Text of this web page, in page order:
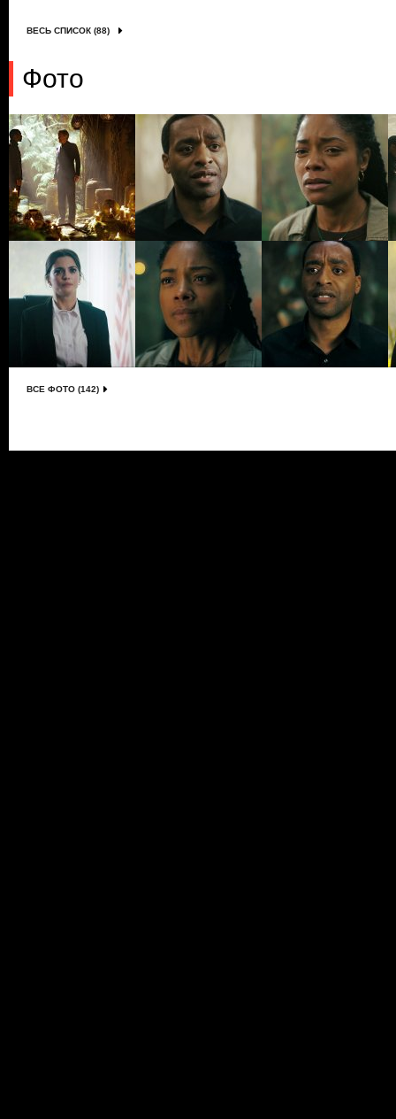
ВЕСЬ СПИСОК (88)
Фото
ВСЕ ФОТО (142)